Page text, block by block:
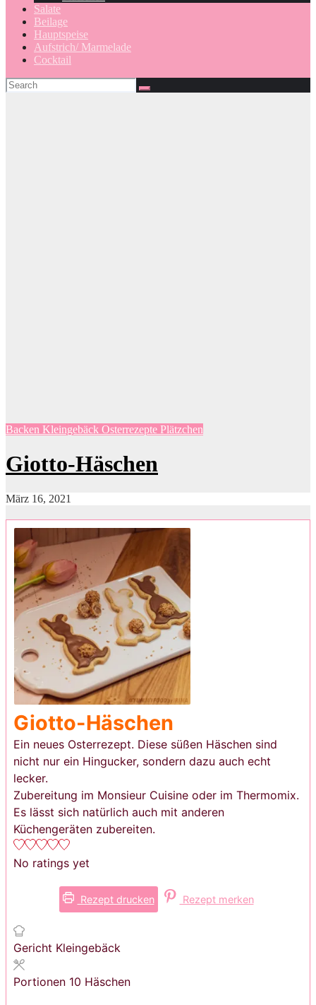
Salate
Beilage
Hauptspeise
Aufstrich/ Marmelade
Cocktail
Backen Kleingebäck Osterrezepte Plätzchen
Giotto-Häschen
März 16, 2021
Giotto-Häschen
Ein neues Osterrezept. Diese süßen Häschen sind
nicht nur ein Hingucker, sondern dazu auch echt
lecker.
Zubereitung im Monsieur Cuisine oder im Thermomix.
Es lässt sich natürlich auch mit anderen
Küchengeräten zubereiten.
No ratings yet
Rezept drucken Rezept merken
Gericht Kleingebäck
Portionen 10 Häschen